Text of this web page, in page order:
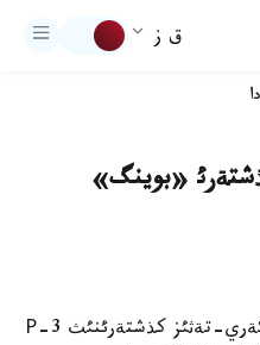
ق ز
«بوينگ»
استانا. قازاقپارات - اأستراليا اسكةري-تةثئز كذشتةرئنئث Р-3